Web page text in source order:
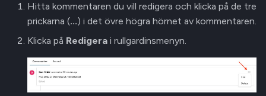
Hitta kommentaren du vill redigera och klicka på de tre
prickarna (...) i det övre högra hörnet av kommentaren.
Klicka på Redigera i rullgardinsmenyn.